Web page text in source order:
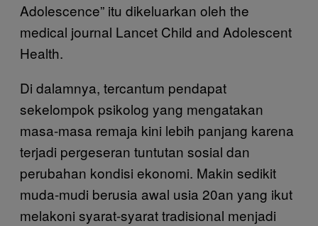
Adolescence” itu dikeluarkan oleh the
medical journal Lancet Child and Adolescent
Health.
Di dalamnya, tercantum pendapat
sekelompok psikolog yang mengatakan
masa-masa remaja kini lebih panjang karena
terjadi pergeseran tuntutan sosial dan
perubahan kondisi ekonomi. Makin sedikit
muda-mudi berusia awal usia 20an yang ikut
melakoni syarat-syarat tradisional menjadi